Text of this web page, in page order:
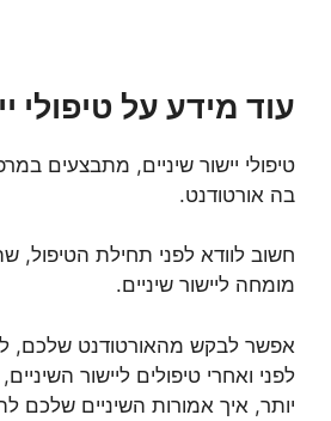
עוד מידע על טיפולי
טיפולי יישור שיניים, מתבצעים
בה אורטודנט.
חשוב לוודא לפני תחילת הטיפול,
מומחה ליישור שיניים.
אפשר לבקש מהאורטודנט שלכם,
לפני ואחרי טיפולים ליישור
יותר, איך אמורות השיניים שלכם